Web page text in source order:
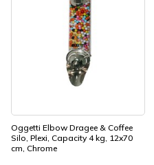
Oggetti Elbow Dragee & Coffee
Silo, Plexi, Capacity 4 kg, 12x70
cm, Chrome